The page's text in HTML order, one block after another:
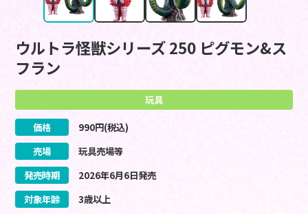
ウルトラ怪獣シリーズ 250 ピグモン&ス
フラン
玩具
価格 990円(税込)
売場
玩具売場等
発売時期
2026年6月6日発売
対象年齢
3歳以上